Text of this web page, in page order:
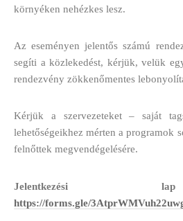
környéken nehézkes lesz.
Az eseményen jelentős számú
segíti a közlekedést, kérjük, velük
rendezvény zökkenőmentes
Kérjük a szervezeteket – saját
lehetőségeikhez mérten a programok
felnőttek megvendégelésére.
Jelentkezési
https://forms.gle/